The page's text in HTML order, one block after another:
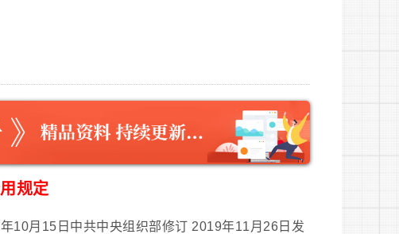
规定
10月15日中共中央组织部修订 2019年11月26日发